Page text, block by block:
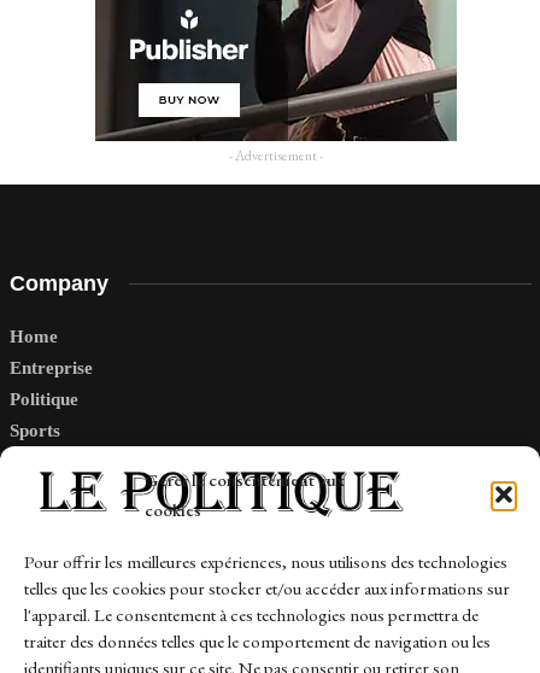
Gérer le consentement aux
cookies
Pour offrir les meilleures expériences, nous utilisons des technologies
telles que les cookies pour stocker et/ou accéder aux informations sur
l'appareil. Le consentement à ces technologies nous permettra de
traiter des données telles que le comportement de navigation ou les
identifiants uniques sur ce site. Ne pas consentir ou retirer son
- Advertisement -
Company
Home
Entreprise
Politique
Sports
Links
Contact